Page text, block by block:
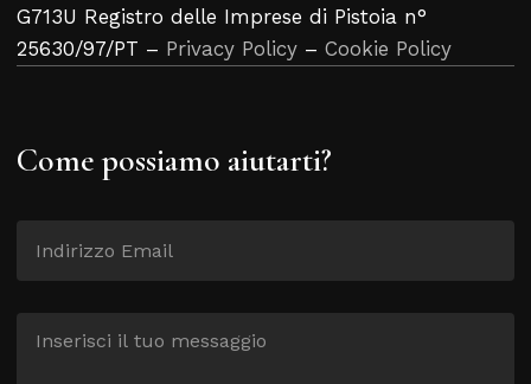
G713U Registro delle Imprese di Pistoia n°
25630/97/PT – Privacy Policy – Cookie Policy
Come possiamo aiutarti?